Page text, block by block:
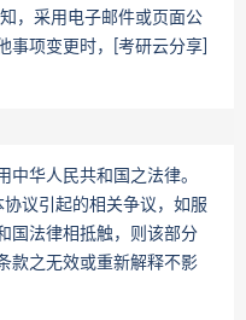
，采用电子邮件或页面公
事项变更时，[考研云分享]
中华人民共和国之法律。
议引起的相关争议，如服
国法律相抵触，则该部分
款之无效或重新解释不影